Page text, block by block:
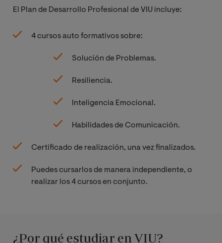
El Plan de Desarrollo Profesional de VIU incluye:
4 cursos auto formativos sobre:
Solución de Problemas.
Resiliencia.
Inteligencia Emocional.
Habilidades de Comunicación.
Certificado de realización, una vez finalizados.
Puedes cursarlos de manera independiente, o
realizar los 4 cursos en conjunto.
¿Por qué estudiar en VIU?